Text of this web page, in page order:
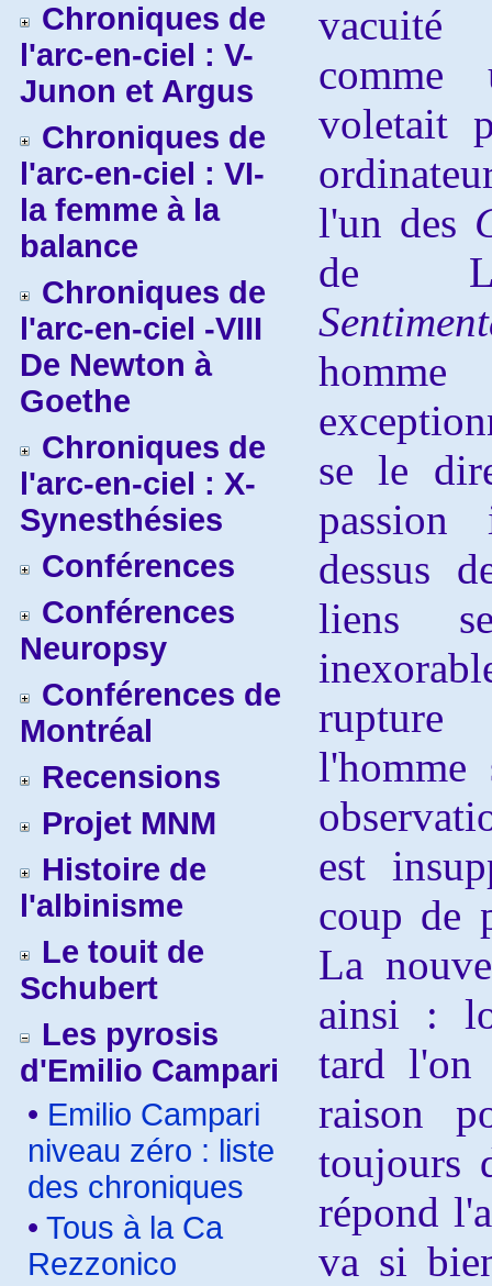
Chroniques de
l'arc-en-ciel : V-
Junon et Argus
Chroniques de
l'arc-en-ciel : VI-
la femme à la
balance
Chroniques de
l'arc-en-ciel -VIII
De Newton à
Goethe
Chroniques de
l'arc-en-ciel : X-
Synesthésies
Conférences
Conférences
Neuropsy
Conférences de
Montréal
Recensions
Projet MNM
Histoire de
l'albinisme
Le touit de
Schubert
Les pyrosis
d'Emilio Campari
• Emilio Campari
niveau zéro : liste
des chroniques
• Tous à la Ca
Rezzonico
vacuité
voletait
l'un des
de
se le
passion
dessus
liens
est
coup de
La
ainsi :
tard l'on
raison
toujours
répond
va si